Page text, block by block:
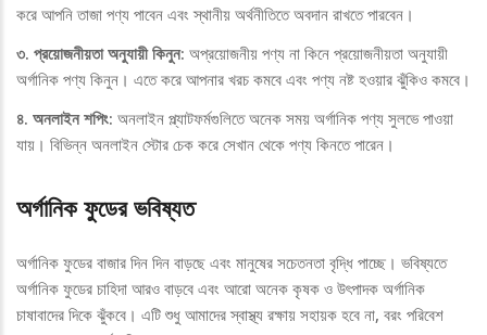
করে আপনি তাজা পণ্য পাবেন এবং স্থানীয় অর্থনীতিতে অবদান রাখতে পারবেন।
৩. প্রয়োজনীয়তা অনুযায়ী কিনুন: অপ্রয়োজনীয় পণ্য না কিনে প্রয়োজনীয়তা অনুযায়ী
অর্গানিক পণ্য কিনুন। এতে করে আপনার খরচ কমবে এবং পণ্য নষ্ট হওয়ার ঝুঁকিও কমবে।
৪. অনলাইন শপিং: অনলাইন প্ল্যাটফর্মগুলিতে অনেক সময় অর্গানিক পণ্য সুলভে পাওয়া
যায়। বিভিন্ন অনলাইন স্টোর চেক করে সেখান থেকে পণ্য কিনতে পারেন।
অর্গানিক ফুডের ভবিষ্যত
অর্গানিক ফুডের বাজার দিন দিন বাড়ছে এবং মানুষের সচেতনতা বৃদ্ধি পাচ্ছে। ভবিষ্যতে
অর্গানিক ফুডের চাহিদা আরও বাড়বে এবং আরো অনেক কৃষক ও উৎপাদক অর্গানিক
চাষাবাদের দিকে ঝুঁকবে। এটি শুধু আমাদের স্বাস্থ্য রক্ষায় সহায়ক হবে না, বরং পরিবেশ